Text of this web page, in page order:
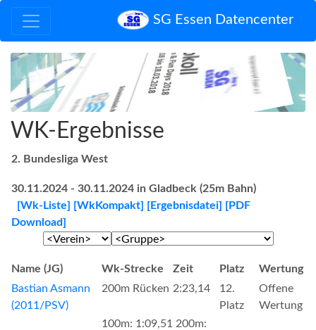
SG Essen Datencenter
WK-Ergebnisse
2. Bundesliga West
30.11.2024 - 30.11.2024 in Gladbeck (25m Bahn)
[Wk-Liste]
[WkKompakt] [Ergebnisdatei]
[PDF
Download]
Name (JG) Wk-Strecke Zeit Platz
Wertung
Bastian Asmann
(2011/PSV)
200m Rücken 2:23,14
12.
Platz
Offene
Wertung
100m: 1:09,51 200m: